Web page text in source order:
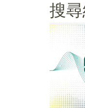
搜